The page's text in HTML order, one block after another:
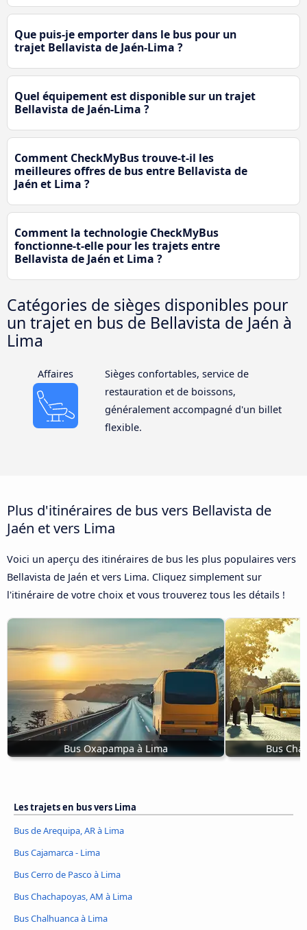
Que puis-je emporter dans le bus pour un
trajet Bellavista de Jaén-Lima ?
Quel équipement est disponible sur un trajet
Bellavista de Jaén-Lima ?
Comment CheckMyBus trouve-t-il les
meilleures offres de bus entre Bellavista de
Jaén et Lima ?
Comment la technologie CheckMyBus
fonctionne-t-elle pour les trajets entre
Bellavista de Jaén et Lima ?
Catégories de sièges disponibles pour
un trajet en bus de Bellavista de Jaén à
Lima
Affaires
Sièges confortables, service de
restauration et de boissons,
généralement accompagné d'un billet
flexible.
Plus d'itinéraires de bus vers Bellavista de
Jaén et vers Lima
Voici un aperçu des itinéraires de bus les plus populaires vers
Bellavista de Jaén et vers Lima. Cliquez simplement sur
l'itinéraire de votre choix et vous trouverez tous les détails !
Bus Oxapampa à Lima Bus
Les trajets en bus vers Lima
Bus de Arequipa, AR à Lima
Bus Cajamarca - Lima
Bus Cerro de Pasco à Lima
Bus Chachapoyas, AM à Lima
Bus Chalhuanca à Lima